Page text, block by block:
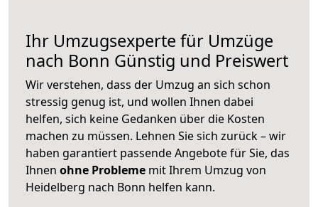
Ihr Umzugsexperte für Umzüge
nach Bonn Günstig und Preiswert
Wir verstehen, dass der Umzug an sich schon
stressig genug ist, und wollen Ihnen dabei
helfen, sich keine Gedanken über die Kosten
machen zu müssen. Lehnen Sie sich zurück – wir
haben garantiert passende Angebote für Sie, das
Ihnen ohne Probleme mit Ihrem Umzug von
Heidelberg nach Bonn helfen kann.